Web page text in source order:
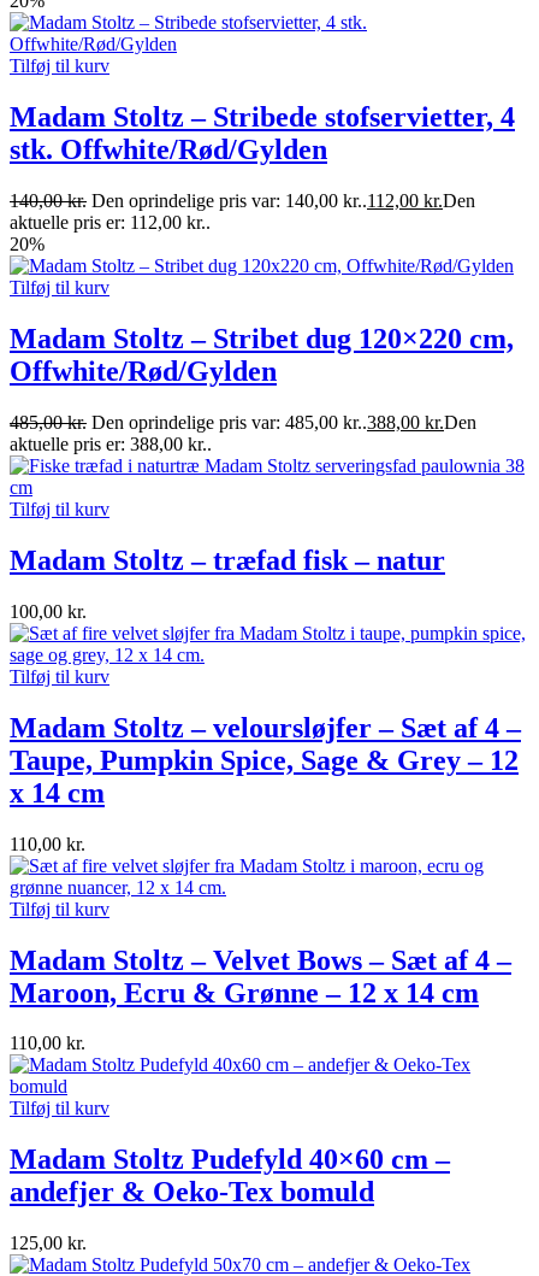
Tilføj til kurv
Madam Stoltz – Stribede stofservietter, 4
stk. Offwhite/Rød/Gylden
140,00kr. Den oprindelige pris var: 140,00 kr..112,00 kr.Den
aktuelle pris er: 112,00 kr..
20%
Tilføj til kurv
Madam Stoltz – Stribet dug 120×220 cm,
Offwhite/Rød/Gylden
485,00kr. Den oprindelige pris var: 485,00 kr..388,00 kr.Den
aktuelle pris er: 388,00 kr..
Tilføj til kurv
Madam Stoltz – træfad fisk – natur
100,00 kr.
Tilføj til kurv
Madam Stoltz – veloursløjfer – Sæt af 4 –
Taupe, Pumpkin Spice, Sage & Grey – 12
x 14 cm
110,00 kr.
Tilføj til kurv
Madam Stoltz – Velvet Bows – Sæt af 4 –
Maroon, Ecru & Grønne – 12 x 14 cm
110,00 kr.
Tilføj til kurv
Madam Stoltz Pudefyld 40×60 cm –
andefjer & Oeko-Tex bomuld
125,00 kr.